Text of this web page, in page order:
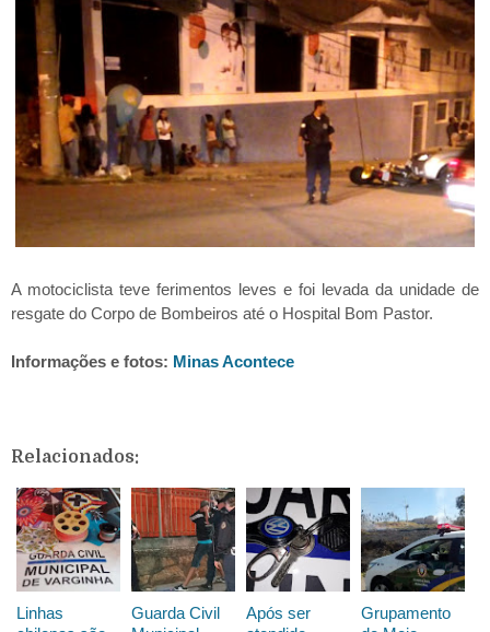
A motociclista teve ferimentos leves e foi levada da unidade de
resgate do Corpo de Bombeiros até o Hospital Bom Pastor.
Informações e fotos: Minas Acontece
Relacionados:
Linhas
Guarda Civil
Após ser
Grupamento